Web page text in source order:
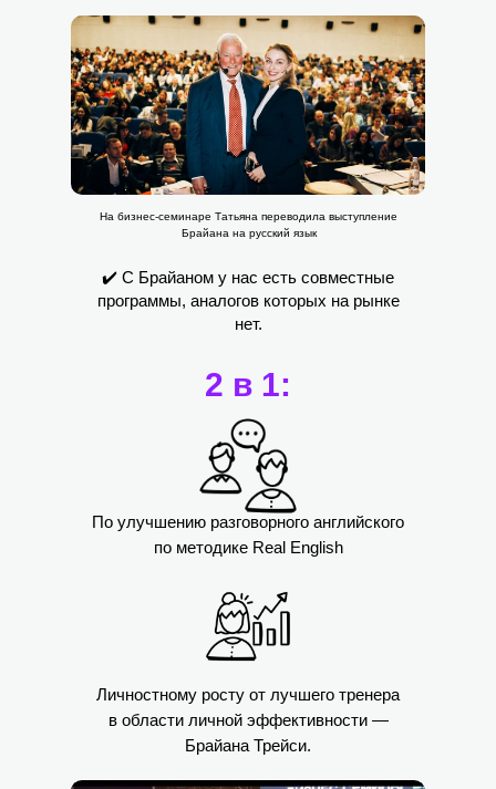
2 в 1:
Личностному росту от лучшего тренера
в области личной эффективности —
Брайана Трейси.
По улучшению разговорного английского
по методике Real English
✔️ С Брайаном у нас есть совместные
программы, аналогов которых на рынке
нет.
На бизнес-семинаре Татьяна переводила выступление
Брайана на русский язык